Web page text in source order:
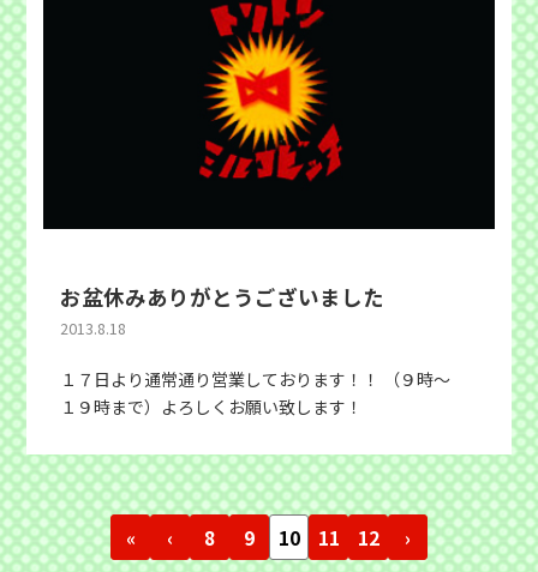
お盆休みありがとうございました
2013.8.18
１７日より通常通り営業しております！！ （９時〜
１９時まで）よろしくお願い致します！
« ‹ 8 9 10 11 12 ›